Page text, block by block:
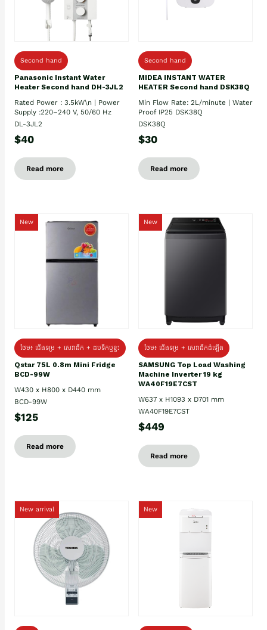
Second hand
Panasonic Instant Water
Heater Second hand DH-3JL2
Rated Power : 3.5kW\n | Power
Supply :220–240 V, 50/60 Hz
DL-3JL2
$40
Read more
Second hand
MIDEA INSTANT WATER
HEATER Second hand DSK38Q
Min Flow Rate: 2L/minute | Water
Proof IP25 DSK38Q
DSK38Q
$30
Read more
New
ថែម៖ ជេីងទម្រ + សេវាដឹក + ដបទឹកឬខ្ទះ
Qstar 75L 0.8m Mini Fridge
BCD-99W
W430 x H800 x D440 mm
BCD-99W
$125
Read more
New
ថែម៖ ជើងទម្រ + សេវាដឹកដំឡើង
SAMSUNG Top Load Washing
Machine Inverter 19 kg
WA40F19E7CST
W637 x H1093 x D701 mm
WA40F19E7CST
$449
Read more
New arrival New